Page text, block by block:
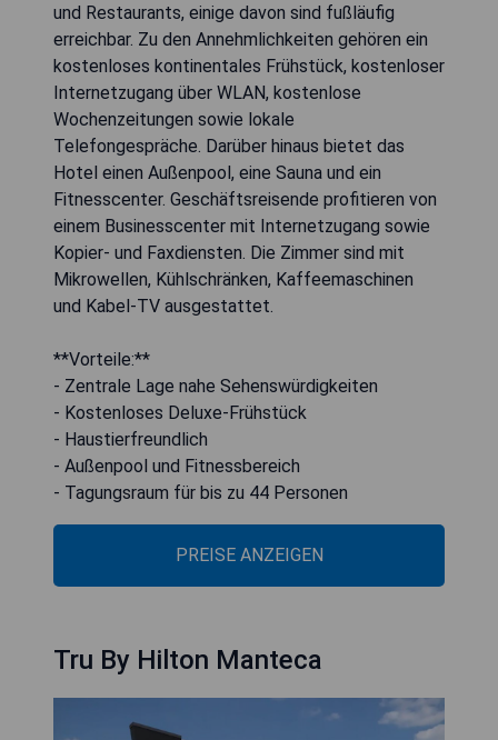
und Restaurants, einige davon sind fußläufig
erreichbar. Zu den Annehmlichkeiten gehören ein
kostenloses kontinentales Frühstück, kostenloser
Internetzugang über WLAN, kostenlose
Wochenzeitungen sowie lokale
Telefongespräche. Darüber hinaus bietet das
Hotel einen Außenpool, eine Sauna und ein
Fitnesscenter. Geschäftsreisende profitieren von
einem Businesscenter mit Internetzugang sowie
Kopier- und Faxdiensten. Die Zimmer sind mit
Mikrowellen, Kühlschränken, Kaffeemaschinen
und Kabel-TV ausgestattet.
**Vorteile:**
- Zentrale Lage nahe Sehenswürdigkeiten
- Kostenloses Deluxe-Frühstück
- Haustierfreundlich
- Außenpool und Fitnessbereich
- Tagungsraum für bis zu 44 Personen
PREISE ANZEIGEN
Tru By Hilton Manteca